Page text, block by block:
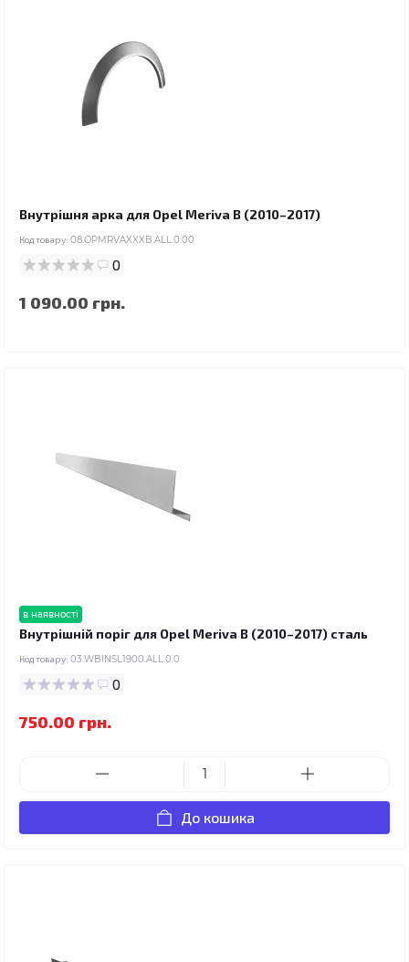
Внутрішня арка для Opel Meriva B (2010–2017)
Код товару: 08.OPMRVAXXXB.ALL.0.00
0
1 090.00 грн.
в наявності
Внутрішній поріг для Opel Meriva B (2010–2017) сталь
Код товару: 03.WBINSL1900.ALL.0.0
0
750.00 грн.
До кошика